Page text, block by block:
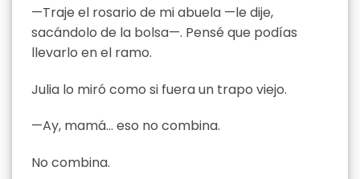
—Traje el rosario de mi abuela —le dije,
sacándolo de la bolsa—. Pensé que podías
llevarlo en el ramo.
Julia lo miró como si fuera un trapo viejo.
—Ay, mamá… eso no combina.
No combina.